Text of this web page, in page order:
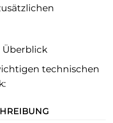
Überblick
technischen